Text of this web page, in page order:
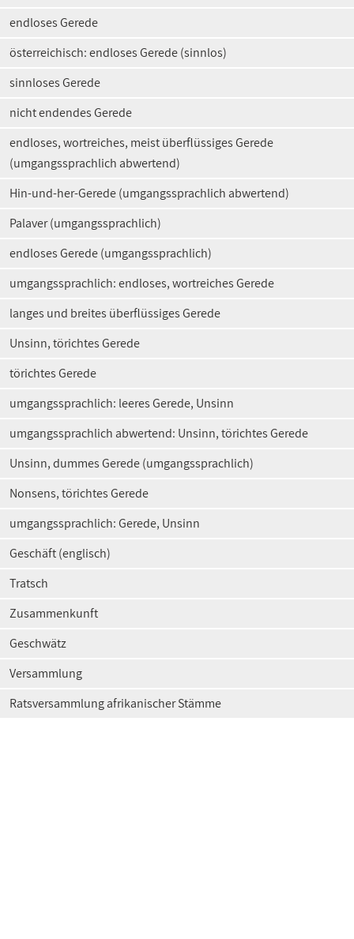
endloses Gerede
österreichisch: endloses Gerede (sinnlos)
sinnloses Gerede
nicht endendes Gerede
endloses, wortreiches, meist überflüssiges Gerede
(umgangssprachlich abwertend)
Hin-und-her-Gerede (umgangssprachlich abwertend)
Palaver (umgangssprachlich)
endloses Gerede (umgangssprachlich)
umgangssprachlich: endloses, wortreiches Gerede
langes und breites überflüssiges Gerede
Unsinn, törichtes Gerede
törichtes Gerede
umgangssprachlich: leeres Gerede, Unsinn
umgangssprachlich abwertend: Unsinn, törichtes Gerede
Unsinn, dummes Gerede (umgangssprachlich)
Nonsens, törichtes Gerede
umgangssprachlich: Gerede, Unsinn
Geschäft (englisch)
Tratsch
Zusammenkunft
Geschwätz
Versammlung
Ratsversammlung afrikanischer Stämme